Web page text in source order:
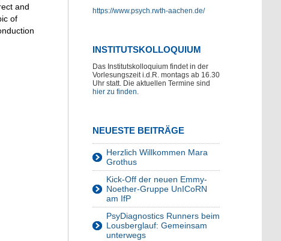
and
of
https://www.psych.rwth-aachen.de/
INSTITUTSKOLLOQUIUM
Das Institutskolloquium findet in der
Vorlesungszeit i.d.R. montags ab 16.30
Uhr statt. Die aktuellen Termine sind
hier zu finden.
NEUESTE BEITRÄGE
Herzlich Willkommen Mara
Grothus
Kick-Off der neuen Emmy-
Noether-Gruppe UnICoRN
am IfP
PsyDiagnostics Runners beim
Lousberglauf: Gemeinsam
unterwegs